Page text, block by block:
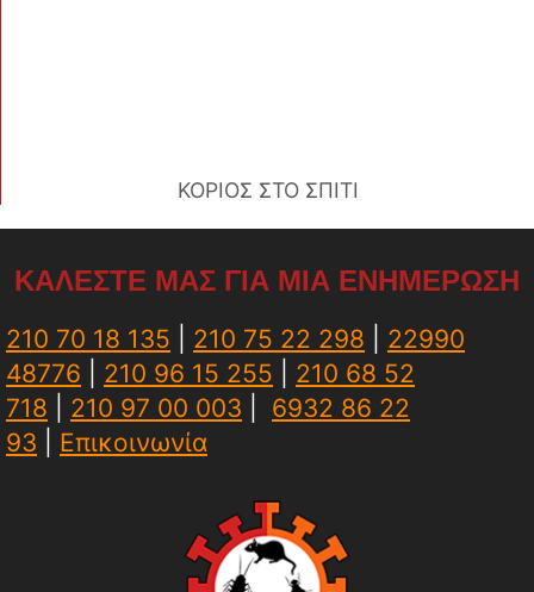
ΚΟΡΙΟΣ ΣΤΟ ΣΠΙΤΙ
ΚΑΛΕΣΤΕ ΜΑΣ ΓΙΑ ΜΙΑ ΕΝΗΜΕΡΩΣΗ
210 70 18 135 210 75 22 298
22990
48776
210 96 15 255
210 68 52
718
210 97 00 003
6932 86 22
93
Επικοινωνία